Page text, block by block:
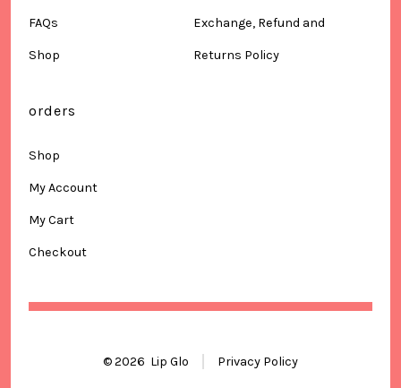
FAQs
Shop
Exchange, Refund and
Returns Policy
orders
Shop
My Account
My Cart
Checkout
© 2026 Lip Glo Privacy Policy